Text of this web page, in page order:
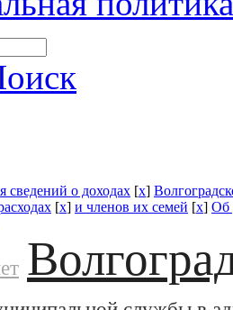
сведений о доходах [x]
[x] и членов их семей [x] Об